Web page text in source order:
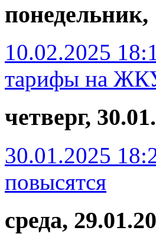
понедельник,
10.02.2025
тарифы на
четверг,
30.01.2025
повысятся
среда,